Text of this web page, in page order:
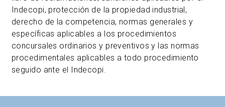
Indecopi, protección de la propiedad industrial,
derecho de la competencia, normas generales y
específicas aplicables a los procedimientos
concursales ordinarios y preventivos y las normas
procedimentales aplicables a todo procedimiento
seguido ante el Indecopi.